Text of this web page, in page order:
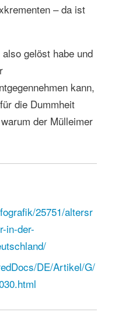
– da ist
gelöst habe und
kann,
die Dummheit
der Mülleimer
25751/altersr
in-der-
DE/Artikel/G/